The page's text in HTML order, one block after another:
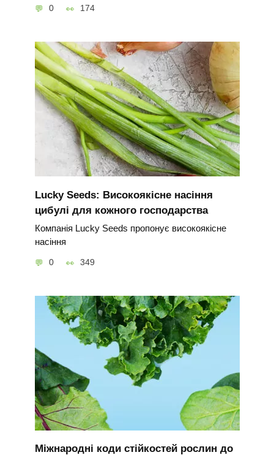
0 174
Lucky Seeds: Високоякісне насіння
цибулі для кожного господарства
Компанія Lucky Seeds пропонує високоякісне
насіння
0 349
Міжнародні коди стійкостей рослин до